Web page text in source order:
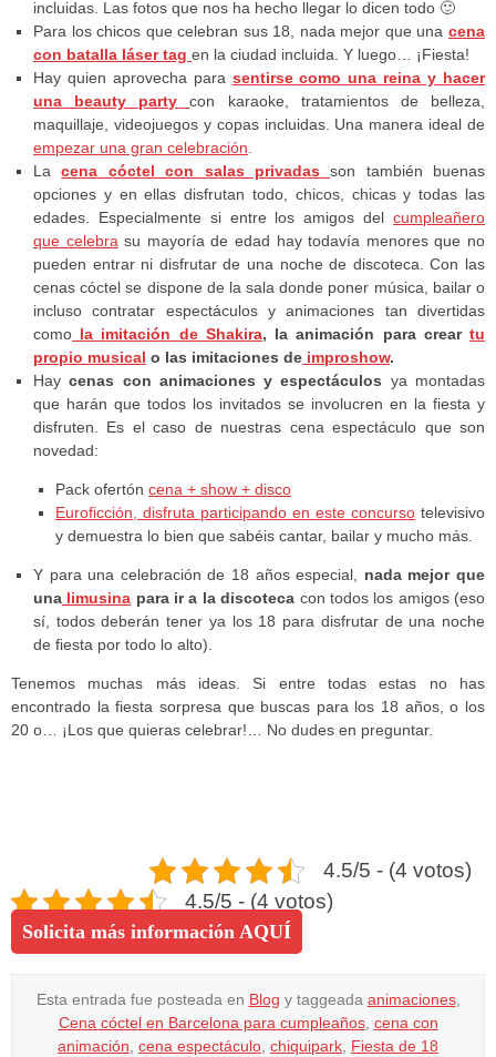
incluidas. Las fotos que nos ha hecho llegar lo dicen todo 🙂
Para los chicos que celebran sus 18, nada mejor que una cena
con batalla láser tag en la ciudad incluida. Y luego… ¡Fiesta!
Hay quien aprovecha para sentirse como una reina y hacer
una beauty party
con karaoke, tratamientos de belleza,
maquillaje, videojuegos y copas incluidas. Una manera ideal de
empezar una gran celebración
Lacena cóctel con salas privadas
son también buenas
opciones y en ellas disfrutan todo, chicos, chicas y todas las
edades. Especialmente si entre los amigos del cumpleañero
que celebra su mayoría de edad hay todavía menores que no
pueden entrar ni disfrutar de una noche de discoteca. Con las
cenas cóctel se dispone de la sala donde poner música, bailar o
incluso contratar espectáculos y animaciones tan divertidas
como la imitación de Shakira, la animación para creartu
propio musical o las imitaciones de improshow.
Haycenas con animaciones y espectáculos ya montadas
que harán que todos los invitados se involucren en la fiesta y
disfruten. Es el caso de nuestras cena espectáculo que son
novedad:
Pack ofertón cena + show + disco
Euroficción, disfruta participando en este concurso televisivo
y demuestra lo bien que sabéis cantar, bailar y mucho más.
Y para una celebración de 18 años especial, nada mejor que
una limusina para ir a la discoteca con todos los amigos (eso
sí, todos deberán tener ya los 18 para disfrutar de una noche
de fiesta por todo lo alto).
Tenemos muchas más ideas. Si entre todas estas no has
encontrado la fiesta sorpresa que buscas para los 18 años, o los
20 o… ¡Los que quieras celebrar!… No dudes en preguntar.
4.5/5 - (4 votos)
4.5/5 - (4 votos)
Solicita más información AQUÍ
Esta entrada fue posteada en Blog y taggeada animaciones,
Cena cóctel en Barcelona para cumpleaños, cena con
animación cena espectáculo chiquipark Fiesta de 18